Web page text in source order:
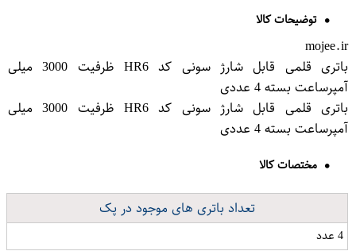
توضیحات کالا
mojee.ir
باتری قلمی قابل شارژ سونی کد HR6 ظرفیت 3000 میلی
آمپرساعت بسته 4 عددی
باتری قلمی قابل شارژ سونی کد HR6 ظرفیت 3000 میلی
آمپرساعت بسته 4 عددی
مختصات کالا
تعداد باتری های موجود در پک
4 عدد